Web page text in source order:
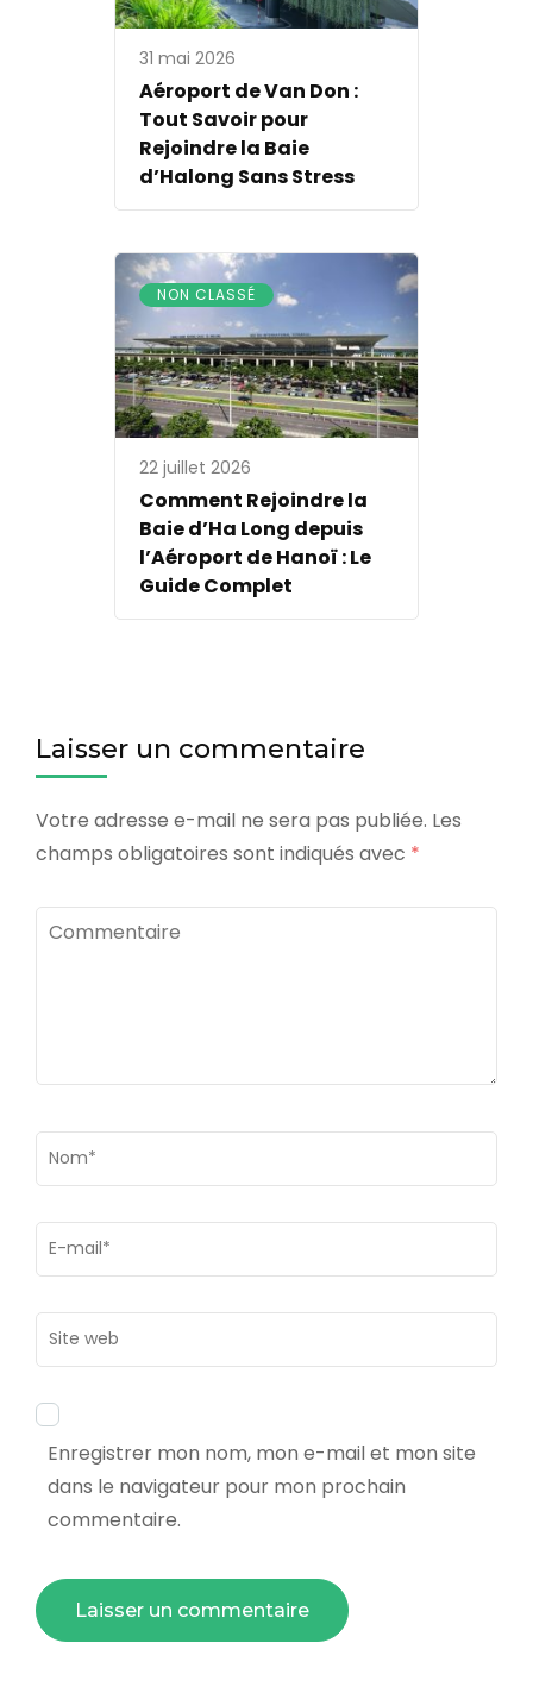
31 mai 2026
Aéroport de Van Don :
Tout Savoir pour
Rejoindre la Baie
d’Halong Sans Stress
NON CLASSÉ
22 juillet 2026
Comment Rejoindre la
Baie d’Ha Long depuis
l’Aéroport de Hanoï : Le
Guide Complet
Laisser un commentaire
Votre adresse e-mail ne sera pas publiée. Les
champs obligatoires sont indiqués avec *
Commentaire
Nom*
Email*
Site
web
Enregistrer mon nom, mon e-mail et mon site
dans le navigateur pour mon prochain
commentaire.